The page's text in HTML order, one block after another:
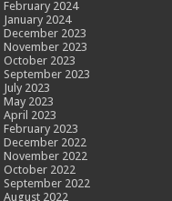
February 2024
January 2024
December 2023
November 2023
October 2023
September 2023
July 2023
May 2023
April 2023
February 2023
December 2022
November 2022
October 2022
September 2022
August 2022